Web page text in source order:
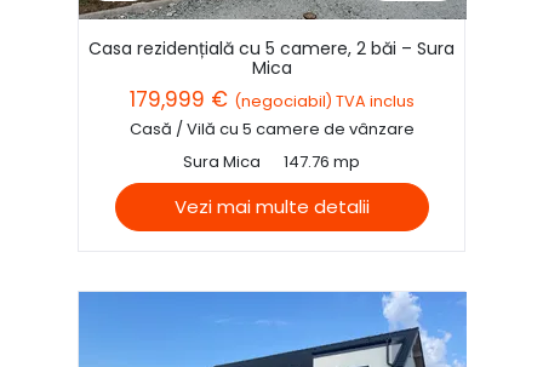
Casa rezidențială cu 5 camere, 2 băi – Sura
Mica
179,999 € (negociabil) TVA inclus
Casă / Vilă cu 5 camere de vânzare
Sura Mica
147.76 mp
Vezi mai multe detalii